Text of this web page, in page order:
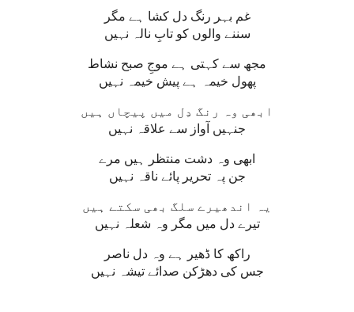
غم بہر رنگ دل کشا ہے مگر
سننے والوں کو تابِ نالہ نہیں
مجھ سے کہتی ہے موجِ صبح نشاط
پھول خیمہ ہے پیش خیمہ نہیں
ابھی وہ رنگ دِل میں پیچاں ہیں
جنہیں آواز سے علاقہ نہیں
ابھی وہ دشت منتظر ہیں مرے
جن پہ تحریر پائے ناقہ نہیں
یہ اندھیرے سلگ بھی سکتے ہیں
تیرے دل میں مگر وہ شعلہ نہیں
راکھ کا ڈھیر ہے وہ دل ناصر
جس کی دھڑکن صدائے تیشہ نہیں